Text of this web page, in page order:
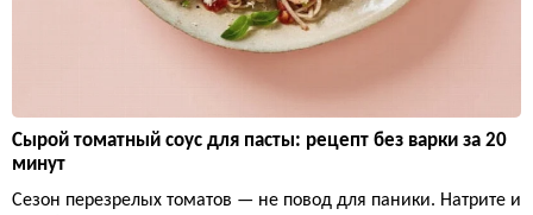
Сырой томатный соус для пасты: рецепт без варки за 20
минут
Сезон перезрелых томатов — не повод для паники. Натрите и